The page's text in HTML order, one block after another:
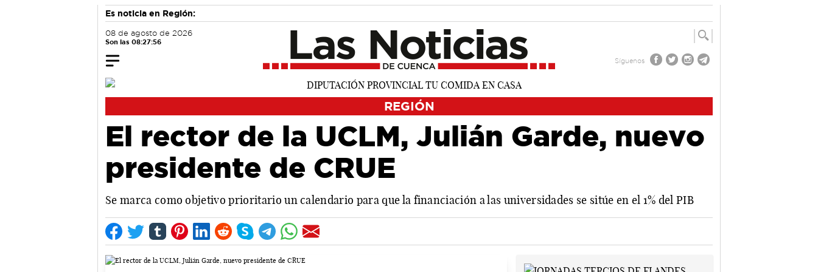
Es noticia en Región:
08 de agosto de 2026
Son las 08:27:57
Síguenos
REGIÓN
El rector de la UCLM, Julián Garde, nuevo
presidente de CRUE
Se marca como objetivo prioritario un calendario para que la financiación a las universidades se sitúe en el 1% del PIB